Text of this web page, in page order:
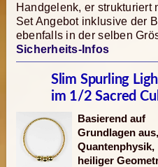
Handgelenk, er strukturiert
Set Angebot inklusive der
ebenfalls in der selben
Sicherheits-Infos
Slim Spurling
im 1/2 Sacred
Basierend auf
Grundlagen aus,
Quantenphysik,
heiliger